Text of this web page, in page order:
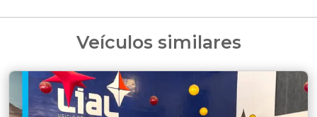
Veículos similares